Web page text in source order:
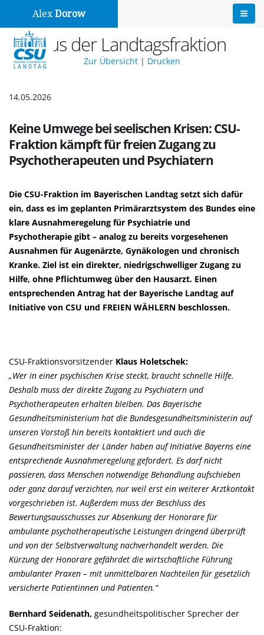
AlexDorow
Aus der Landtagsfraktion
Zur Übersicht | Drucken
14.05.2026
Keine Umwege bei seelischen Krisen: CSU-
Fraktion kämpft für freien Zugang zu
Psychotherapeuten und Psychiatern
Die CSU-Fraktion im Bayerischen Landtag setzt sich dafür
ein, dass es im geplanten Primärarztsystem des Bundes eine
klare Ausnahmeregelung für Psychiatrie und
Psychotherapie gibt – analog zu bereits vorgesehenen
Ausnahmen für Augenärzte, Gynäkologen und chronisch
Kranke. Ziel ist ein direkter, niedrigschwelliger Zugang zu
Hilfe, ohne Pflichtumweg über den Hausarzt. Einen
entsprechenden Antrag hat der Bayerische Landtag auf
Initiative von CSU und FREIEN WÄHLERN beschlossen.
CSU-Fraktionsvorsitzender Klaus Holetschek:
Wer in einer psychischen Krise steckt, braucht schnelle Hilfe.
Deshalb muss der direkte Zugang zu Psychiatern und
Psychotherapeuten erhalten bleiben. Das Bayerische
Gesundheitsministerium hat die Bundesgesundheitsministerin auf
unseren Vorstoß hin bereits kontaktiert und auch die
Gesundheitsminister der Länder haben auf Initiative Bayerns eine
entsprechende Ausnahmeregelung gefordert. Es darf nicht
passieren, dass Menschen notwendige Behandlung aufschieben
oder ganz darauf verzichten, nur weil erst ein weiterer Arztkontakt
vorgeschrieben ist. Außerdem muss der Beschluss des
Bewertungsausschusses zur Absenkung der Honorare für
ambulante psychotherapeutische Leistungen dringend überprüft
und von der Selbstverwaltung nachverhandelt werden. Die
Kürzung der Honorare gefährdet die wirtschaftliche Führung
ambulanter Praxen – mit unmittelbaren Nachteilen für gesetzlich
versicherte Patientinnen und Patienten.“
Bernhard Seidenath, gesundheitspolitischer Sprecher der
CSU-Fraktion: